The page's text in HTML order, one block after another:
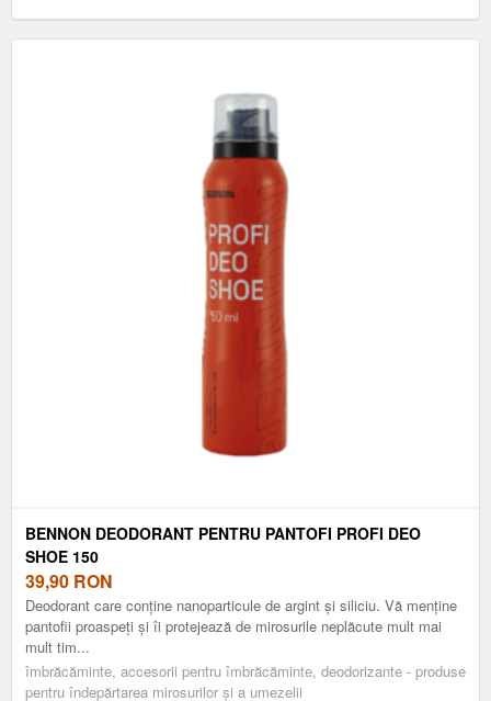
BENNON DEODORANT PENTRU PANTOFI PROFI DEO
SHOE 150
39,90 RON
Deodorant care conține nanoparticule de argint și siliciu. Vă menține
pantofii proaspeți și îi protejează de mirosurile neplăcute mult mai
mult tim...
îmbrăcăminte, accesorii pentru îmbrăcăminte, deodorizante - produse
pentru îndepărtarea mirosurilor și a umezelii